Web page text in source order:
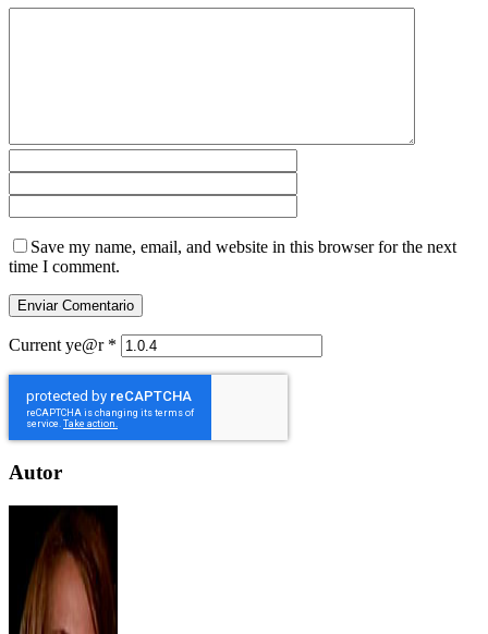
Save my name, email, and website in this browser for the next
time I comment.
Current ye@r *
Autor